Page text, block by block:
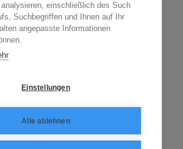
30 Jahre Erfahrung und zählt zu
Deutschlands.
einschließlich des Such
Suchbegriffen und Ihnen auf Ihr
angepasste Informationen
Einstellungen
Alle ablehnen